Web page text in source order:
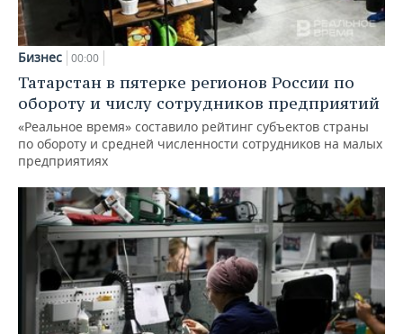
Бизнес 00:00
Татарстан в пятерке регионов России по
обороту и числу сотрудников предприятий
«Реальное время» составило рейтинг субъектов страны
по обороту и средней численности сотрудников на малых
предприятиях